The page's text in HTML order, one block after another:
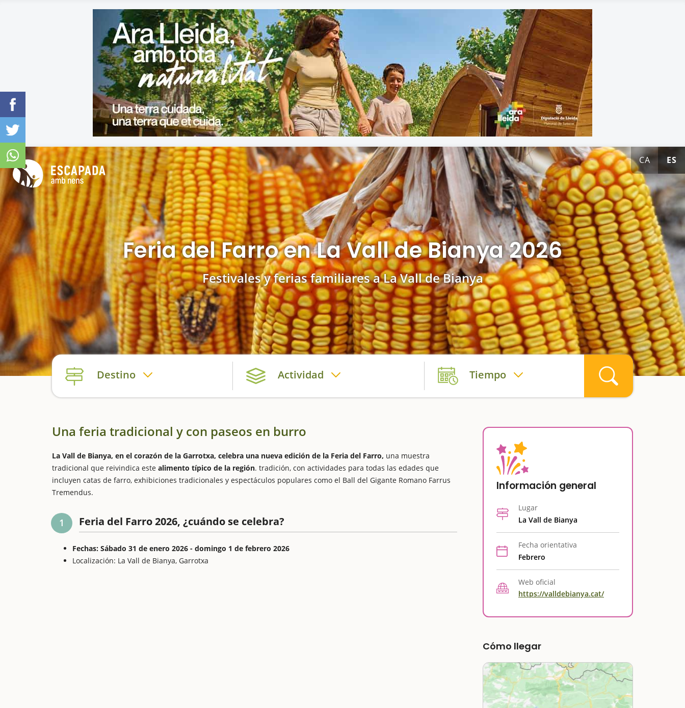
CA ES
Feria del Farro en La Vall de Bianya 2026
Festivales y ferias familiares a La Vall de Bianya
Destino Actividad Tiempo
Una feria tradicional y con paseos en burro
La Vall de Bianya, en el corazón de la Garrotxa, celebra una nueva edición de la Feria del Farro, una muestra
tradicional que reivindica este alimento típico de la región. tradición, con actividades para todas las edades que
incluyen catas de farro, exhibiciones tradicionales y espectáculos populares como el Ball del Gigante Romano Farrus
Tremendus.
1 Feria del Farro 2026, ¿cuándo se celebra?
Fechas: Sábado 31 de enero 2026 - domingo 1 de febrero 2026
Localización: La Vall de Bianya, Garrotxa
Información general
Lugar
La Vall de Bianya
Fecha orientativa
Febrero
Web oficial
https://valldebianya.cat/
Cómo llegar